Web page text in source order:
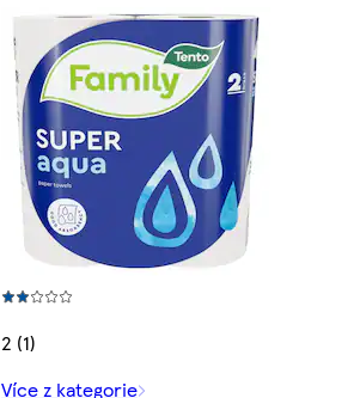
2 (1)
Více z kategorie